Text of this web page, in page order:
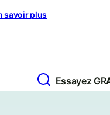
savoir plus
Essayez